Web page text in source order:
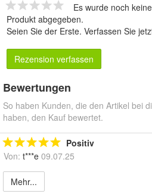
Es wurde noch
Produkt abgegeben.
Seien Sie der Erste. Verfassen Sie
Rezension verfassen
Bewertungen
So haben Kunden, die den Artikel bei
haben, den Kauf bewertet.
Positiv
Von: t***e 09.07.25
Mehr...